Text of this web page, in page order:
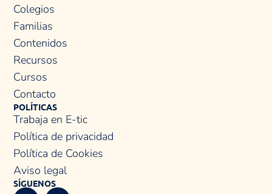
Colegios
Familias
Contenidos
Recursos
Cursos
Contacto
POLÍTICAS
Trabaja en E-tic
Política de privacidad
Política de Cookies
Aviso legal
SÍGUENOS